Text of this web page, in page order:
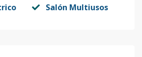
Salón Multiusos